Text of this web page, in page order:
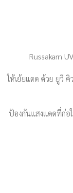
Russakarn
ให้เย้ยแดด ด้วย ยูวี
ป้องกันแสงแดดที่ก่อ